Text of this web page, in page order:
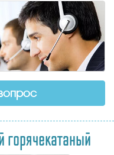
горячекатаный